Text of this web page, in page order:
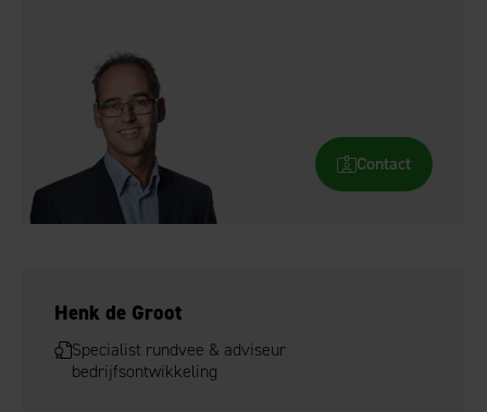
Contact
Henk de Groot
Specialist rundvee & adviseur
bedrijfsontwikkeling